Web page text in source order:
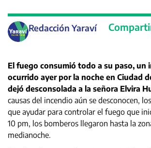
Redacción Yaraví
El fuego consumió todo a su paso, un
ocurrido ayer por la noche en Ciudad
dejó desconsolada a la señora Elvira
causas del incendio aún se desconocen,
que ayudar para controlar el fuego que
10 pm, los bomberos llegaron hasta la
medianoche.